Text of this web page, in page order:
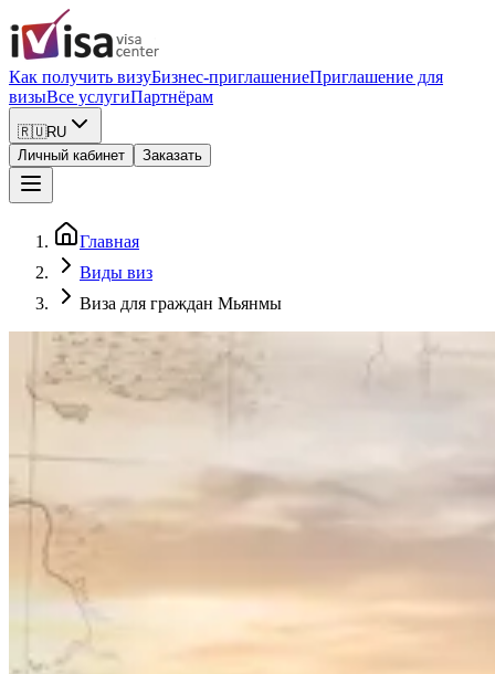
Как получить визуБизнес-приглашениеПриглашение для
визыВсе услугиПартнёрам
🇷🇺RU
Личный кабинет
Заказать
Главная
Виды виз
Виза для граждан Мьянмы